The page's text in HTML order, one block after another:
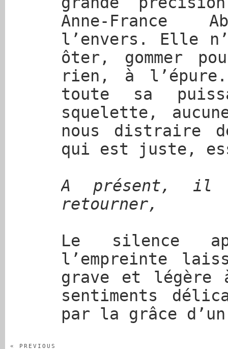
Anne-
l’envers. Elle
ôter, gommer
rien, à
toute sa
squelette,
nous distraire
qui est juste,
A présent, il
retourner,
Le silence
l’empreinte
grave et
sentiments
par la grâce
« PREVIOUS